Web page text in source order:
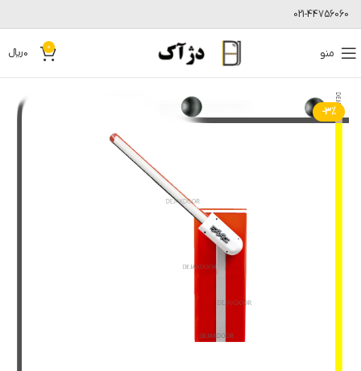
021-44756060
منو 0
0﷼
-3%